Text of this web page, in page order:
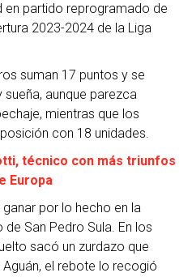
en partido reprogramado de
2023-2024 de la Liga
suman 17 puntos y se
sueña, aunque parezca
, mientras que los
con 18 unidades.
técnico con más triunfos
Europa
por lo hecho en la
San Pedro Sula. En los
sacó un zurdazo que
el rebote lo recogió